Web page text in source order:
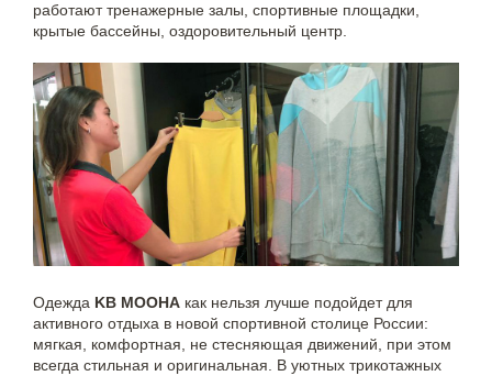
работают тренажерные залы, спортивные площадки,
крытые бассейны, оздоровительный центр.
Одежда KB MOOHA как нельзя лучше подойдет для
активного отдыха в новой спортивной столице России:
мягкая, комфортная, не стесняющая движений, при этом
всегда стильная и оригинальная. В уютных трикотажных